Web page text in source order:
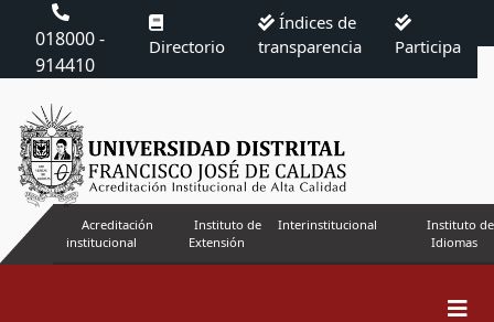
018000 -
914410
Directorio
Índices de
transparencia
Participa
Acreditación
institucional
Instituto de
Extensión
Interinstitucional
Instituto de
Idiomas